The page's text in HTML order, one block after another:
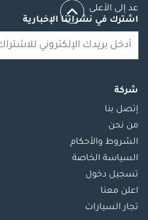
عد إلى الأعلى
اشترك في نشراتنا الإخبارية
شركة
إتصل بنا
من نحن
الشروط والأحكام
السياسة الخاصة
تسجيل دخول
اعلن معنا
تجار السيارات